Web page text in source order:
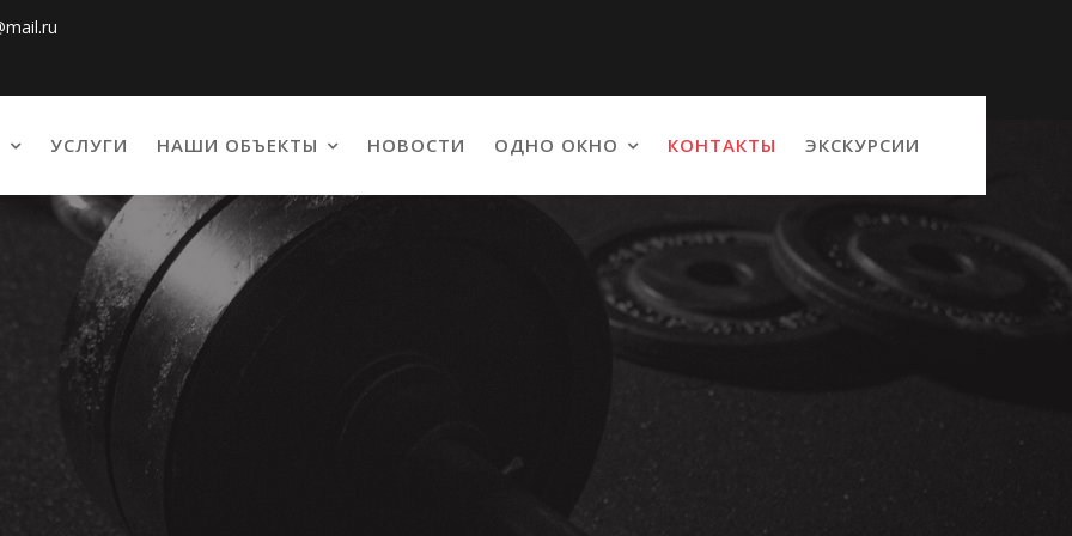
УСЛУГИ НАШИ ОБЪЕКТЫ НОВОСТИ ОДНО ОКНО КОНТАКТЫ ЭКСКУРСИИ